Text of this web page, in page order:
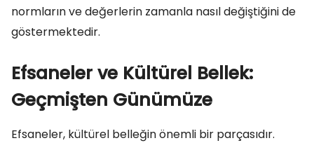
normların ve değerlerin zamanla nasıl değiştiğini de
göstermektedir.
Efsaneler ve Kültürel Bellek:
Geçmişten Günümüze
Efsaneler, kültürel belleğin önemli bir parçasıdır.